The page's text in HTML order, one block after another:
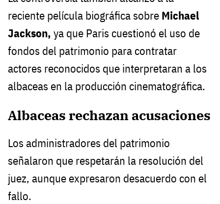
reciente película biográfica sobre Michael
Jackson, ya que Paris cuestionó el uso de
fondos del patrimonio para contratar
actores reconocidos que interpretaran a los
albaceas en la producción cinematográfica.
Albaceas rechazan acusaciones
Los administradores del patrimonio
señalaron que respetarán la resolución del
juez, aunque expresaron desacuerdo con el
fallo.